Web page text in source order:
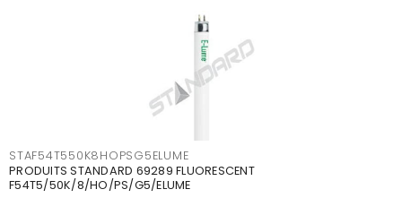
STAF54T550K8HOPSG5ELUME
PRODUITS STANDARD 69289 FLUORESCENT
F54T5/50K/8/HO/PS/G5/ELUME